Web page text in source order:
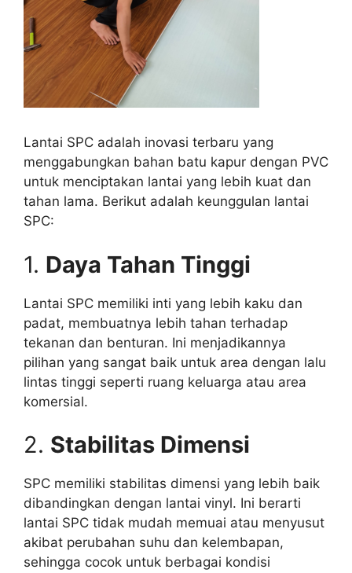
Lantai SPC adalah inovasi terbaru yang
menggabungkan bahan batu kapur dengan PVC
untuk menciptakan lantai yang lebih kuat dan
tahan lama. Berikut adalah keunggulan lantai
SPC:
1. Daya Tahan Tinggi
Lantai SPC memiliki inti yang lebih kaku dan
padat, membuatnya lebih tahan terhadap
tekanan dan benturan. Ini menjadikannya
pilihan yang sangat baik untuk area dengan lalu
lintas tinggi seperti ruang keluarga atau area
komersial.
2. Stabilitas Dimensi
SPC memiliki stabilitas dimensi yang lebih baik
dibandingkan dengan lantai vinyl. Ini berarti
lantai SPC tidak mudah memuai atau menyusut
akibat perubahan suhu dan kelembapan,
sehingga cocok untuk berbagai kondisi